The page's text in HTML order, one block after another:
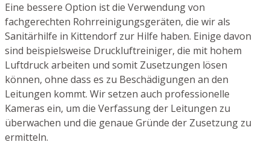
Eine bessere Option ist die Verwendung von
fachgerechten Rohrreinigungsgeräten, die wir als
Sanitärhilfe in Kittendorf zur Hilfe haben. Einige davon
sind beispielsweise Druckluftreiniger, die mit hohem
Luftdruck arbeiten und somit Zusetzungen lösen
können, ohne dass es zu Beschädigungen an den
Leitungen kommt. Wir setzen auch professionelle
Kameras ein, um die Verfassung der Leitungen zu
überwachen und die genaue Gründe der Zusetzung zu
ermitteln.